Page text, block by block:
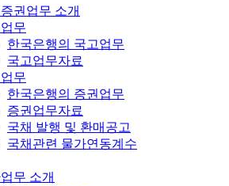
권업무 소개
무
한국은행의 국고업무
국고업무자료
무
한국은행의 증권업무
증권업무자료
국채 발행 및 환매공고
국채관련 물가연동계수
무 소개